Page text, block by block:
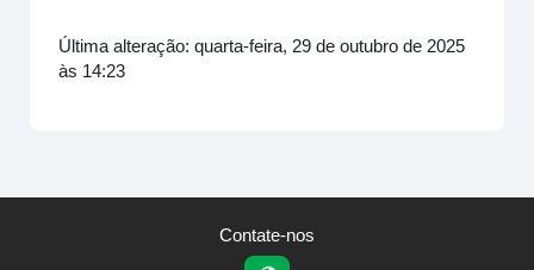
Última alteração: quarta-feira, 29 de outubro de 2025
às 14:23
Contate-nos